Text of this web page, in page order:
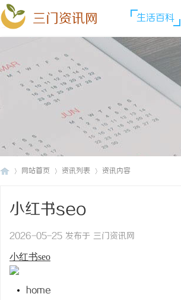
三门资讯网 生活百科
网站首页 资讯列表 资讯内容
小红书seo
2026-05-25 发布于 三门资讯网
小红书seo
home